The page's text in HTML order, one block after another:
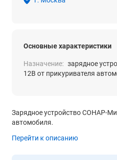
Основные характеристики
Назначение: зарядное
12В от прикуривателя
Зарядное устройство СОНАР-
автомобиля.
Перейти к описанию